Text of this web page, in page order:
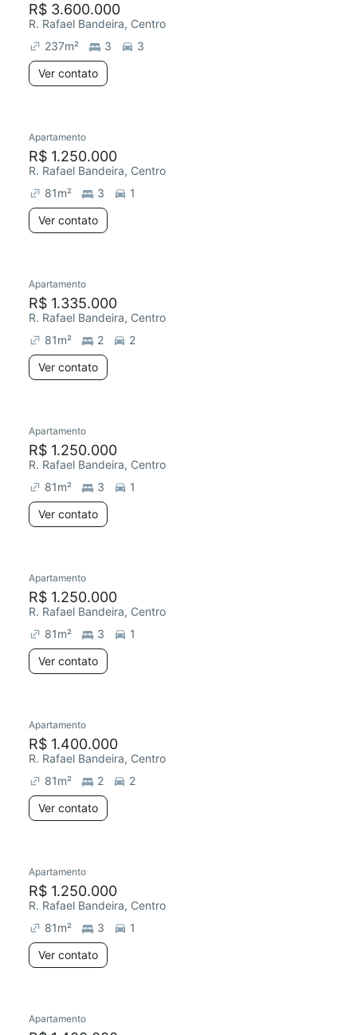
R$ 3.600.000
R. Rafael Bandeira, Centro
237m² 3
3
Ver contato
Chegou este mês
Apartamento
R$ 1.250.000
R. Rafael Bandeira, Centro
81m² 3
1
Ver contato
Redecorar
Apartamento
R$ 1.335.000
R. Rafael Bandeira, Centro
81m² 2
2
Ver contato
Redecorar
Apartamento
R$ 1.250.000
R. Rafael Bandeira, Centro
81m² 3
1
Ver contato
Redecorar
Apartamento
R$ 1.250.000
R. Rafael Bandeira, Centro
81m² 3
1
Ver contato
Chegou este mês
Apartamento
R$ 1.400.000
R. Rafael Bandeira, Centro
81m² 2
2
Ver contato
Apartamento
R$ 1.250.000
R. Rafael Bandeira, Centro
81m² 3
1
Ver contato
Apartamento